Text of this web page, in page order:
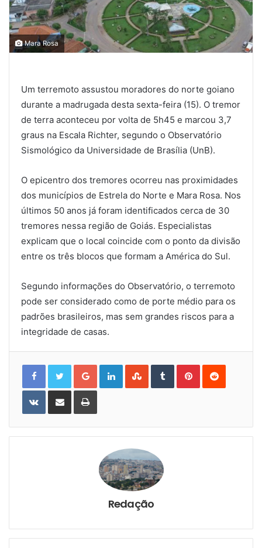
Mara Rosa
Um terremoto assustou moradores do norte goiano
durante a madrugada desta sexta-feira (15). O tremor
de terra aconteceu por volta de 5h45 e marcou 3,7
graus na Escala Richter, segundo o Observatório
Sismológico da Universidade de Brasília (UnB).
O epicentro dos tremores ocorreu nas proximidades
dos municípios de Estrela do Norte e Mara Rosa. Nos
últimos 50 anos já foram identificados cerca de 30
tremores nessa região de Goiás. Especialistas
explicam que o local coincide com o ponto da divisão
entre os três blocos que formam a América do Sul.
Segundo informações do Observatório, o terremoto
pode ser considerado como de porte médio para os
padrões brasileiros, mas sem grandes riscos para a
integridade de casas.
Google+LinkedInStumbleUpon
TumblrPinterestReddit
VKontakteShare
Email
Print
Redação